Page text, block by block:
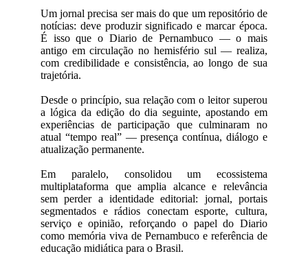
Um jornal precisa ser mais do que um repositório de
notícias: deve produzir significado e marcar época.
É isso que o Diario de Pernambuco — o mais
antigo em circulação no hemisfério sul — realiza,
com credibilidade e consistência, ao longo de sua
trajetória.
Desde o princípio, sua relação com o leitor superou
a lógica da edição do dia seguinte, apostando em
experiências de participação que culminaram no
atual “tempo real” — presença contínua, diálogo e
atualização permanente.
Em paralelo, consolidou um ecossistema
multiplataforma que amplia alcance e relevância
sem perder a identidade editorial: jornal, portais
segmentados e rádios conectam esporte, cultura,
serviço e opinião, reforçando o papel do Diario
como memória viva de Pernambuco e referência de
educação midiática para o Brasil.